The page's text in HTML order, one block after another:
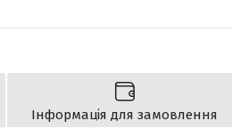
Інформація для замовлення